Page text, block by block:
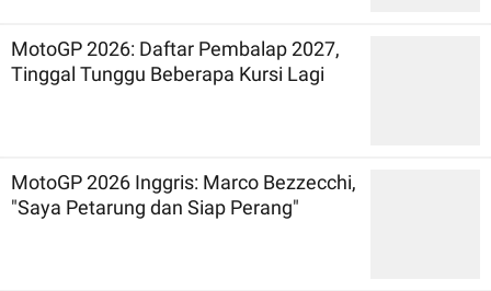
MotoGP 2026: Daftar Pembalap 2027,
Tinggal Tunggu Beberapa Kursi Lagi
MotoGP 2026 Inggris: Marco Bezzecchi,
"Saya Petarung dan Siap Perang"